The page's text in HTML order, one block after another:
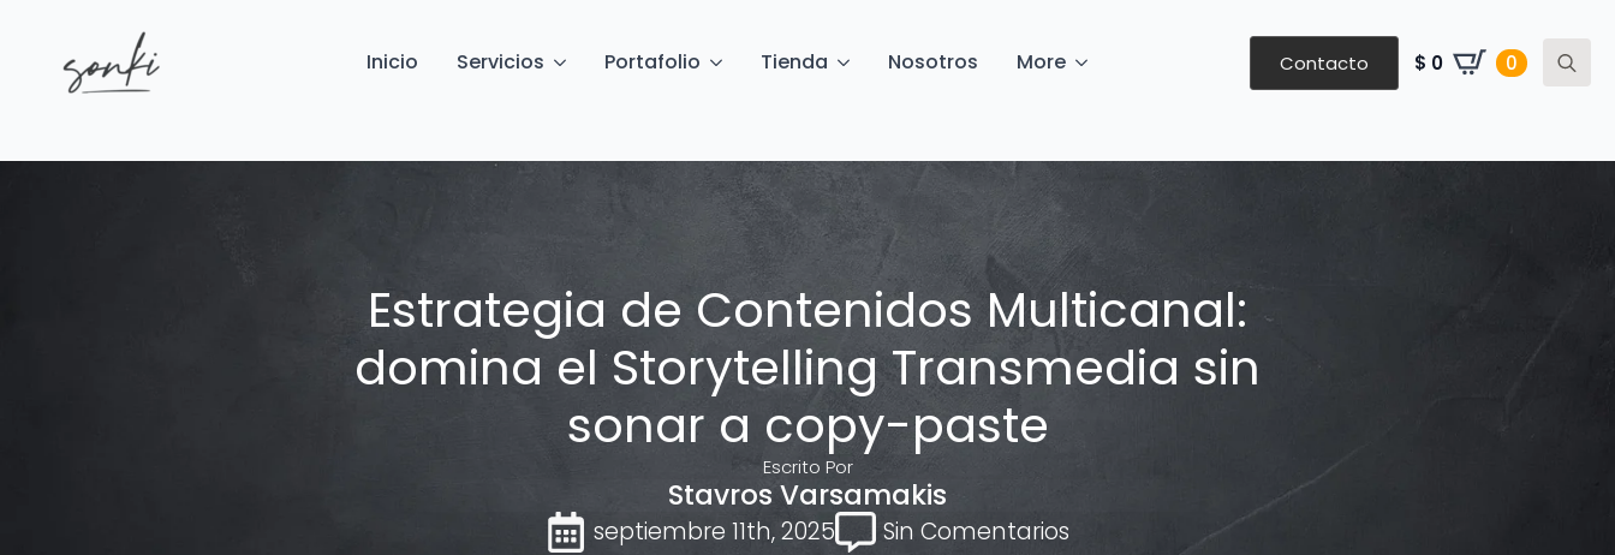
Inicio Servicios Portafolio Tienda Nosotros More Contacto $ 0
0
Estrategia de Contenidos Multicanal:
domina el Storytelling Transmedia sin
sonar a copy-paste
Escrito Por
Stavros Varsamakis
septiembre 11th, 2025 Sin Comentarios